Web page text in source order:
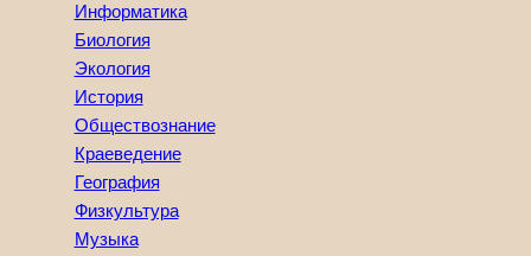
Информатика
Биология
Экология
История
Обществознание
Краеведение
География
Физкультура
Музыка